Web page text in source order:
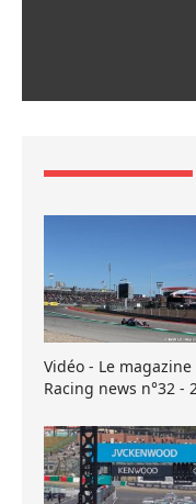
Vidéo - Le magazine
Racing news n°32 -